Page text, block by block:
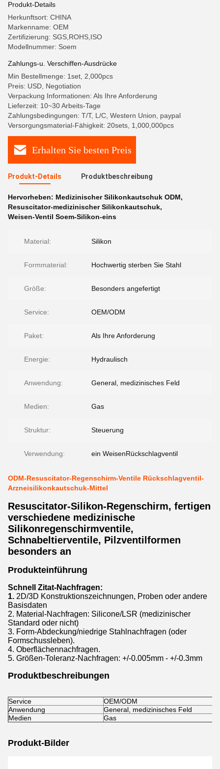
Produkt-Details
Herkunftsort: CHINA
Markenname: OEM
Zertifizierung: SGS,ROHS,ISO
Modellnummer: Soem
Zahlungs-u. Verschiffen-Ausdrücke
Min Bestellmenge: 1set, 2,000pcs
Preis: USD, Negotiation
Verpackung Informationen: Als Ihre Anforderung
Lieferzeit: 10~30 Arbeits-Tage
Zahlungsbedingungen: T/T, L/C, Western Union, paypal
Versorgungsmaterial-Fähigkeit: 20sets, 1,000,000pcs
Erhalten Sie besten Preis
Produkt-Details Produktbeschreibung
Hervorheben: Medizinischer Silikonkautschuk ODM,
Resuscitator-medizinischer Silikonkautschuk,
Weisen-Ventil Soem-Silikon-eins
Material: Silikon
Formmaterial: Hochwertig sterben Sie Stahl
Größe: Besonders angefertigt
Service: OEM/ODM
Paket: Als Ihre Anforderung
Energie: Hydraulisch
Anwendung: General, medizinisches Feld
Medien: Gas
Struktur: Steuerung
Verwendung: ein WeisenRückschlagventil
ODM-Resuscitator-Regenschirm-Ventile Rückschlagventil-
Arzneisilikonkautschuk-Mittel
Resuscitator-Silikon-Regenschirm, fertigen
verschiedene medizinische
Silikonregenschirmventile,
Schnabeltierventile, Pilzventilformen
besonders an
Produkteinführung
Schnell Zitat-Nachfragen:
1. 2D/3D Konstruktionszeichnungen, Proben oder andere
Basisdaten
2. Material-Nachfragen: Silicone/LSR (medizinischer
Standard oder nicht)
3. Form-Abdeckung/niedrige Stahlnachfragen (oder
Formschussleben).
4. Oberflächennachfragen.
5. Größen-Toleranz-Nachfragen: +/-0.005mm - +/-0.3mm
Produktbeschreibungen
Service
OEM/ODM
Anwendung
General, medizinisches Feld
Medien
Gas
Produkt-Bilder